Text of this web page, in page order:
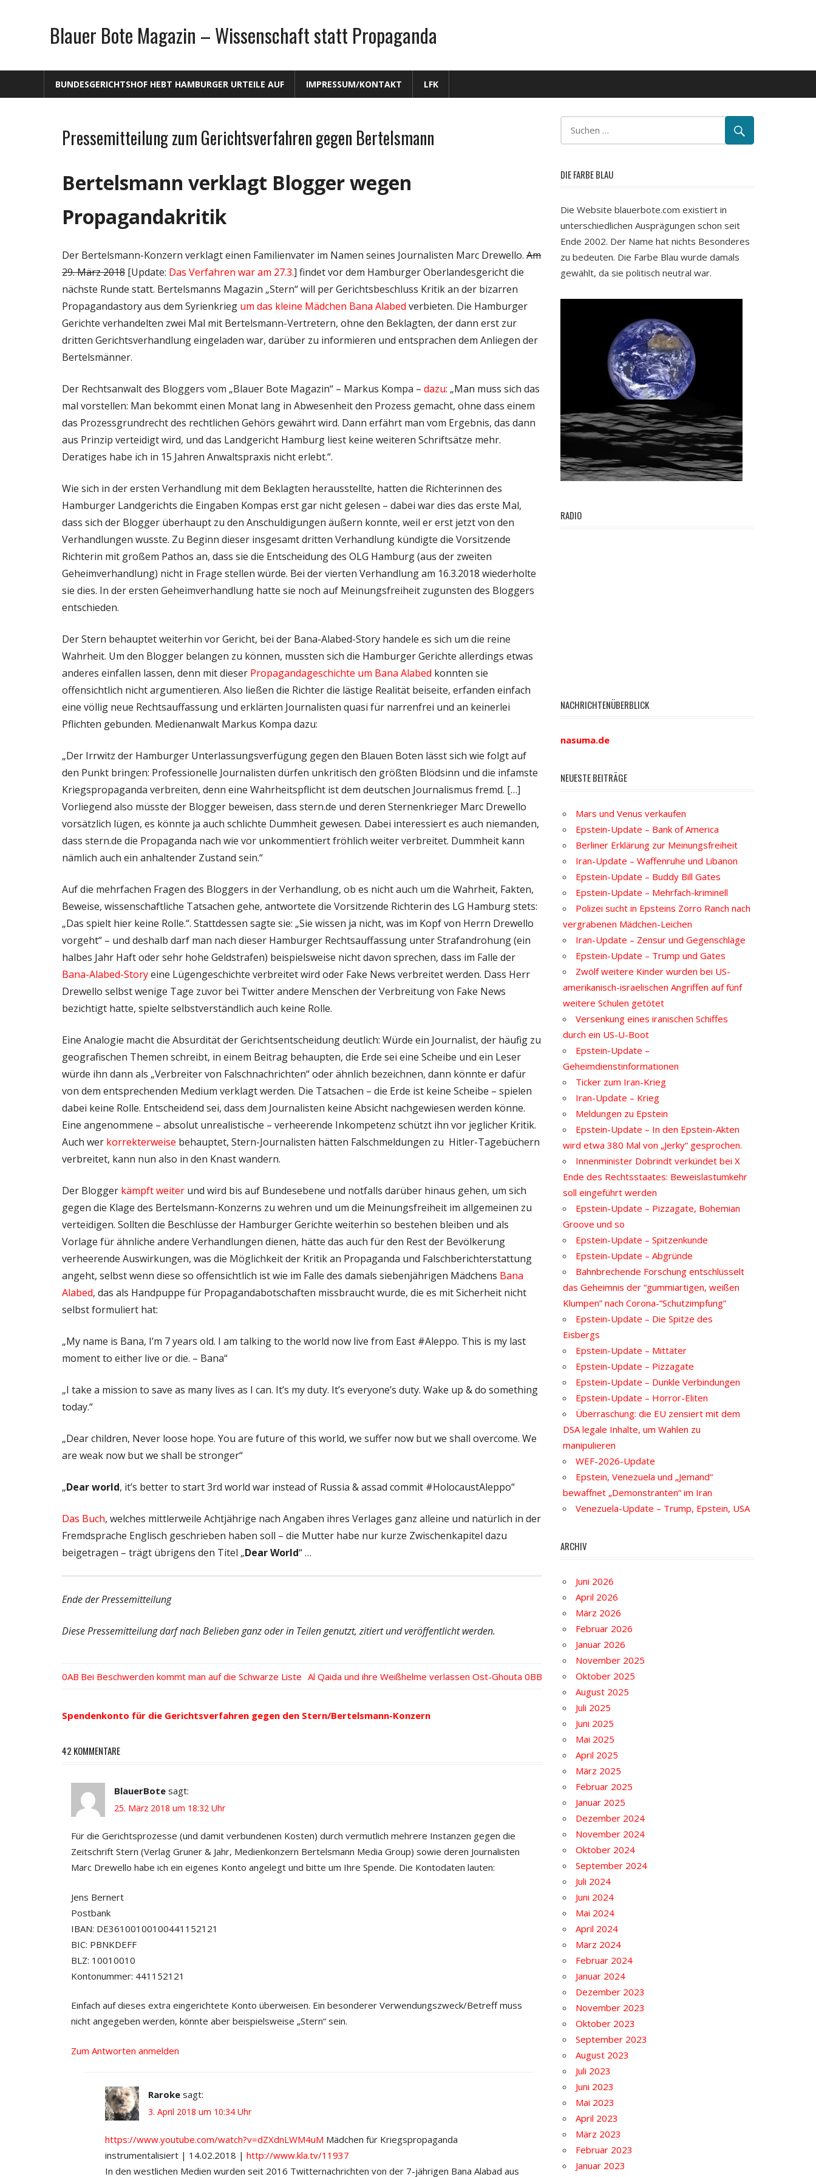
Blauer Bote Magazin – Wissenschaft statt Propaganda
BUNDESGERICHTSHOF HEBT HAMBURGER URTEILE AUF IMPRESSUM/KONTAKT LFK
Gesellschaft
Medien
Politik
Wissenschaft
Pressemitteilung zum Gerichtsverfahren gegen Bertelsmann
Bertelsmann verklagt Blogger wegen
Propagandakritik
Der Bertelsmann-Konzern verklagt einen Familienvater im Namen seines Journalisten Marc Drewello. Am
29. März 2018 [Update: Das Verfahren war am 27.3.] findet vor dem Hamburger Oberlandesgericht die
nächste Runde statt. Bertelsmanns Magazin „Stern“ will per Gerichtsbeschluss Kritik an der bizarren
Propagandastory aus dem Syrienkrieg um das kleine Mädchen Bana Alabed verbieten. Die Hamburger
Gerichte verhandelten zwei Mal mit Bertelsmann-Vertretern, ohne den Beklagten, der dann erst zur
dritten Gerichtsverhandlung eingeladen war, darüber zu informieren und entsprachen dem Anliegen der
Bertelsmänner.
Der Rechtsanwalt des Bloggers vom „Blauer Bote Magazin“ – Markus Kompa – dazu: „Man muss sich das
mal vorstellen: Man bekommt einen Monat lang in Abwesenheit den Prozess gemacht, ohne dass einem
das Prozessgrundrecht des rechtlichen Gehörs gewährt wird. Dann erfährt man vom Ergebnis, das dann
aus Prinzip verteidigt wird, und das Landgericht Hamburg liest keine weiteren Schriftsätze mehr.
Deratiges habe ich in 15 Jahren Anwaltspraxis nicht erlebt.“.
Wie sich in der ersten Verhandlung mit dem Beklagten herausstellte, hatten die Richterinnen des
Hamburger Landgerichts die Eingaben Kompas erst gar nicht gelesen – dabei war dies das erste Mal,
dass sich der Blogger überhaupt zu den Anschuldigungen äußern konnte, weil er erst jetzt von den
Verhandlungen wusste. Zu Beginn dieser insgesamt dritten Verhandlung kündigte die Vorsitzende
Richterin mit großem Pathos an, dass sie die Entscheidung des OLG Hamburg (aus der zweiten
Geheimverhandlung) nicht in Frage stellen würde. Bei der vierten Verhandlung am 16.3.2018 wiederholte
sie dies. In der ersten Geheimverhandlung hatte sie noch auf Meinungsfreiheit zugunsten des Bloggers
entschieden.
Der Stern behauptet weiterhin vor Gericht, bei der Bana-Alabed-Story handele es sich um die reine
Wahrheit. Um den Blogger belangen zu können, mussten sich die Hamburger Gerichte allerdings etwas
anderes einfallen lassen, denn mit dieser Propagandageschichte um Bana Alabed konnten sie
offensichtlich nicht argumentieren. Also ließen die Richter die lästige Realität beiseite, erfanden einfach
eine völlig neue Rechtsauffassung und erklärten Journalisten quasi für narrenfrei und an keinerlei
Pflichten gebunden. Medienanwalt Markus Kompa dazu:
„Der Irrwitz der Hamburger Unterlassungsverfügung gegen den Blauen Boten lässt sich wie folgt auf
den Punkt bringen: Professionelle Journalisten dürfen unkritisch den größten Blödsinn und die infamste
Kriegspropaganda verbreiten, denn eine Wahrheitspflicht ist dem deutschen Journalismus fremd. […]
Vorliegend also müsste der Blogger beweisen, dass stern.de und deren Sternenkrieger Marc Drewello
vorsätzlich lügen, es könnte ja auch schlichte Dummheit gewesen. Dabei interessiert es auch niemanden,
dass stern.de die Propaganda nach wie vor unkommentiert fröhlich weiter verbreitet. Dummheit kann
nämlich auch ein anhaltender Zustand sein.“
Auf die mehrfachen Fragen des Bloggers in der Verhandlung, ob es nicht auch um die Wahrheit, Fakten,
Beweise, wissenschaftliche Tatsachen gehe, antwortete die Vorsitzende Richterin des LG Hamburg stets:
„Das spielt hier keine Rolle.“. Stattdessen sagte sie: „Sie wissen ja nicht, was im Kopf von Herrn Drewello
vorgeht“ – und deshalb darf man nach dieser Hamburger Rechtsauffassung unter Strafandrohung (ein
halbes Jahr Haft oder sehr hohe Geldstrafen) beispielsweise nicht davon sprechen, dass im Falle der
Bana-Alabed-Storyeine Lügengeschichte verbreitet wird oder Fake News verbreitet werden. Dass Herr
Drewello selbst wenige Tage zuvor bei Twitter andere Menschen der Verbreitung von Fake News
bezichtigt hatte, spielte selbstverständlich auch keine Rolle.
Eine Analogie macht die Absurdität der Gerichtsentscheidung deutlich: Würde ein Journalist, der häufig zu
geografischen Themen schreibt, in einem Beitrag behaupten, die Erde sei eine Scheibe und ein Leser
würde ihn dann als „Verbreiter von Falschnachrichten“ oder ähnlich bezeichnen, dann könnte er dafür
von dem entsprechenden Medium verklagt werden. Die Tatsachen – die Erde ist keine Scheibe – spielen
dabei keine Rolle. Entscheidend sei, dass dem Journalisten keine Absicht nachgewiesen werden könne.
Eine angenommene – absolut unrealistische – verheerende Inkompetenz schützt ihn vor jeglicher Kritik.
Auch wer korrekterweise behauptet, Stern-Journalisten hätten Falschmeldungen zu Hitler-Tagebüchern
verbreitet, kann nun also in den Knast wandern.
Der Blogger kämpft weiter und wird bis auf Bundesebene und notfalls darüber hinaus gehen, um sich
gegen die Klage des Bertelsmann-Konzerns zu wehren und um die Meinungsfreiheit im allgemeinen zu
verteidigen. Sollten die Beschlüsse der Hamburger Gerichte weiterhin so bestehen bleiben und als
Vorlage für ähnliche andere Verhandlungen dienen, hätte das auch für den Rest der Bevölkerung
verheerende Auswirkungen, was die Möglichkeit der Kritik an Propaganda und Falschberichterstattung
angeht, selbst wenn diese so offensichtlich ist wie im Falle des damals siebenjährigen Mädchens Bana
Alabed, das als Handpuppe für Propagandabotschaften missbraucht wurde, die es mit Sicherheit nicht
selbst formuliert hat:
„My name is Bana, I’m 7 years old. I am talking to the world now live from East #Aleppo. This is my last
moment to either live or die. – Bana“
„I take a mission to save as many lives as I can. It’s my duty. It’s everyone’s duty. Wake up & do something
today.“
„Dear children, Never loose hope. You are future of this world, we suffer now but we shall overcome. We
are weak now but we shall be stronger“
„Dear world, it’s better to start 3rd world war instead of Russia & assad commit #HolocaustAleppo“
Das Buch, welches mittlerweile Achtjährige nach Angaben ihres Verlages ganz alleine und natürlich in der
Fremdsprache Englisch geschrieben haben soll – die Mutter habe nur kurze Zwischenkapitel dazu
beigetragen – trägt übrigens den Titel „Dear World“ …
Ende der Pressemitteilung
Diese Pressemitteilung darf nach Belieben ganz oder in Teilen genutzt, zitiert und veröffentlicht werden.
Navigation
Vorheriger
Bei Beschwerden kommt man auf die Schwarze Liste Nächster
Al Qaida und ihre Weißhelme verlassen Ost-Ghouta
Spendenkonto für die Gerichtsverfahren gegen den Stern/Bertelsmann-Konzern
42 KOMMENTARE
BlauerBote sagt:
25. März 2018 um 18:32 Uhr
Für die Gerichtsprozesse (und damit verbundenen Kosten) durch vermutlich mehrere Instanzen gegen die
Zeitschrift Stern (Verlag Gruner & Jahr, Medienkonzern Bertelsmann Media Group) sowie deren Journalisten
Marc Drewello habe ich ein eigenes Konto angelegt und bitte um Ihre Spende. Die Kontodaten lauten:
Jens Bernert
Postbank
IBAN: DE36100100100441152121
BIC: PBNKDEFF
BLZ: 10010010
Kontonummer: 441152121
Einfach auf dieses extra eingerichtete Konto überweisen. Ein besonderer Verwendungszweck/Betreff muss
nicht angegeben werden, könnte aber beispielsweise „Stern“ sein.
Zum Antworten anmelden
Raroke sagt:
3. April 2018 um 10:34 Uhr
https://www.youtube.com/watch?v=dZXdnLWM4uM Mädchen für Kriegspropaganda
instrumentalisiert | 14.02.2018 |http://www.kla.tv/11937
In den westlichen Medien wurden seit 2016 Twitternachrichten von der 7-jährigen Bana Alabad aus
DIE FARBE BLAU
Die Website blauerbote.com existiert in
unterschiedlichen Ausprägungen schon seit
Ende 2002. Der Name hat nichts Besonderes
zu bedeuten. Die Farbe Blau wurde damals
gewählt, da sie politisch neutral war.
RADIO
NACHRICHTENÜBERBLICK
nasuma.de
NEUESTE BEITRÄGE
Mars und Venus verkaufen
Epstein-Update – Bank of America
Berliner Erklärung zur Meinungsfreiheit
Iran-Update – Waffenruhe und Libanon
Epstein-Update – Buddy Bill Gates
Epstein-Update – Mehrfach-kriminell
Polizei sucht in Epsteins Zorro Ranch nach
vergrabenen Mädchen-Leichen
Iran-Update – Zensur und Gegenschläge
Epstein-Update – Trump und Gates
Zwölf weitere Kinder wurden bei US-
amerikanisch-israelischen Angriffen auf fünf
weitere Schulen getötet
Versenkung eines iranischen Schiffes
durch ein US-U-Boot
Epstein-Update –
Geheimdienstinformationen
Ticker zum Iran-Krieg
Iran-Update – Krieg
Meldungen zu Epstein
Epstein-Update – In den Epstein-Akten
wird etwa 380 Mal von „Jerky“ gesprochen.
Innenminister Dobrindt verkündet bei X
Ende des Rechtsstaates: Beweislastumkehr
soll eingeführt werden
Epstein-Update – Pizzagate, Bohemian
Groove und so
Epstein-Update – Spitzenkunde
Epstein-Update – Abgründe
Bahnbrechende Forschung entschlüsselt
das Geheimnis der “gummiartigen, weißen
Klumpen” nach Corona-“Schutzimpfung”
Epstein-Update – Die Spitze des
Eisbergs
Epstein-Update – Mittäter
Epstein-Update – Pizzagate
Epstein-Update – Dunkle Verbindungen
Epstein-Update – Horror-Eliten
Überraschung: die EU zensiert mit dem
DSA legale Inhalte, um Wahlen zu
manipulieren
WEF-2026-Update
Epstein, Venezuela und „Jemand“
bewaffnet „Demonstranten“ im Iran
Venezuela-Update – Trump, Epstein, USA
ARCHIV
Juni 2026
April 2026
März 2026
Februar 2026
Januar 2026
November 2025
Oktober 2025
August 2025
Juli 2025
Juni 2025
Mai 2025
April 2025
März 2025
Februar 2025
Januar 2025
Dezember 2024
November 2024
Oktober 2024
September 2024
Juli 2024
Juni 2024
Mai 2024
April 2024
März 2024
Februar 2024
Januar 2024
Dezember 2023
November 2023
Oktober 2023
September 2023
August 2023
Juli 2023
Juni 2023
Mai 2023
April 2023
März 2023
Februar 2023
Januar 2023